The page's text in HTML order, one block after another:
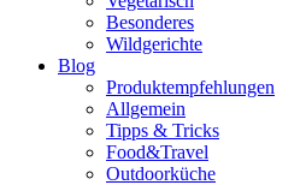
Besonderes
Wildgerichte
Blog
Produktempfehlungen
Allgemein
Tipps & Tricks
Food&Travel
Outdoorküche